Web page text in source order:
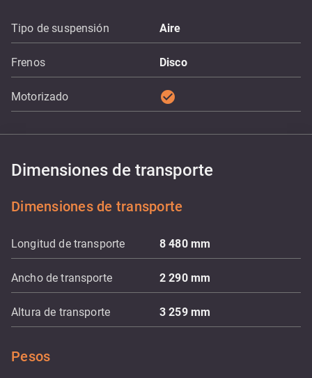
Tipo de suspensión Aire
Frenos Disco
Motorizado check_circle
Dimensiones de transporte
Dimensiones de transporte
Longitud de transporte 8 480 mm
Ancho de transporte 2 290 mm
Altura de transporte 3 259 mm
Pesos